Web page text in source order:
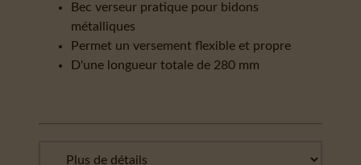
Bec verseur pratique pour bidons
métalliques
Permet un versement flexible et propre
D'une longueur totale de 280 mm